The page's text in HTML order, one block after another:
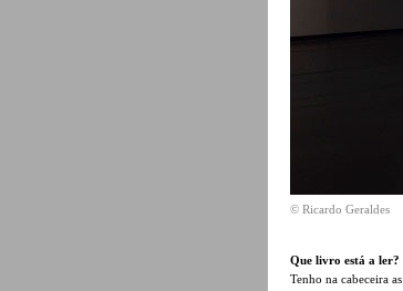
© Ricardo Geraldes
Que livro está a ler?
Tenho na cabeceira as